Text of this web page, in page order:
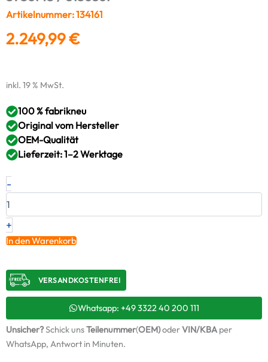
Artikelnummer: 134161
2.249,99€
inkl. 19 % MwSt.
100 % fabrikneu
Original vom Hersteller
OEM-Qualität
Lieferzeit: 1–2 Werktage
-
Neuer
Original
–
3756145
/
Menge
+
In den Warenkorb
VERSANDKOSTENFREI​
Whatsapp: +49 3322 40 200 111
Unsicher?Schick unsTeilenummer(OEM)oderVIN/KBAper
WhatsApp, Antwort in Minuten.